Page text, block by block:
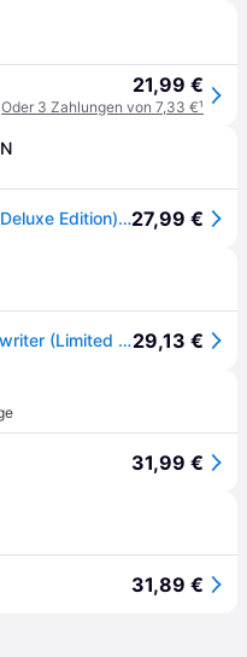
21,99 €
Oder 3 Zahlungen von 7,33 €¹
Johnny Cash Songwriter (Limited Deluxe Edition). 2 CDs.27,99 €
Johnny Cash: Johnny Cash: Songwriter (Limited Deluxe Edition)29,13 €
31,99 €
31,89 €